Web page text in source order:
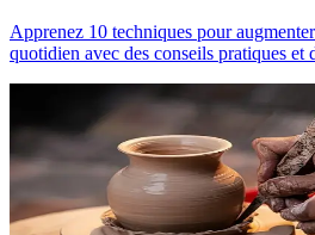
Apprenez 10 techniques pour
quotidien avec des conseils pratiques et